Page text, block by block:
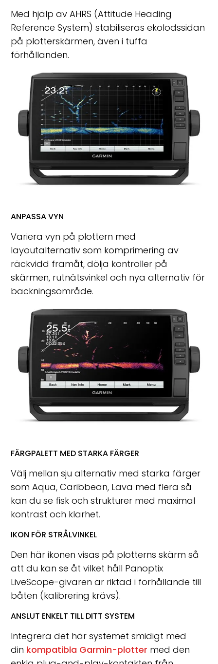
Med hjälp av AHRS (Attitude Heading
Reference System) stabiliseras ekolodssidan
på plotterskärmen, även i tuffa
förhållanden.
ANPASSA VYN
Variera vyn på plottern med
layoutalternativ som komprimering av
räckvidd framåt, dölja kontroller på
skärmen, rutnätsvinkel och nya alternativ för
backningsområde.
FÄRGPALETT MED STARKA FÄRGER
Välj mellan sju alternativ med starka färger
som Aqua, Caribbean, Lava med flera så
kan du se fisk och strukturer med maximal
kontrast och klarhet.
IKON FÖR STRÅLVINKEL
Den här ikonen visas på plotterns skärm så
att du kan se åt vilket håll Panoptix
LiveScope-givaren är riktad i förhållande till
båten (kalibrering krävs).
ANSLUT ENKELT TILL DITT SYSTEM
Integrera det här systemet smidigt med
din kompatibla Garmin-plotter med den